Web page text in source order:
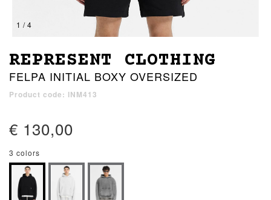
1 / 4
REPRESENT CLOTHING
FELPA INITIAL BOXY OVERSIZED
Product code: INM413
€ 130,00
3 colors